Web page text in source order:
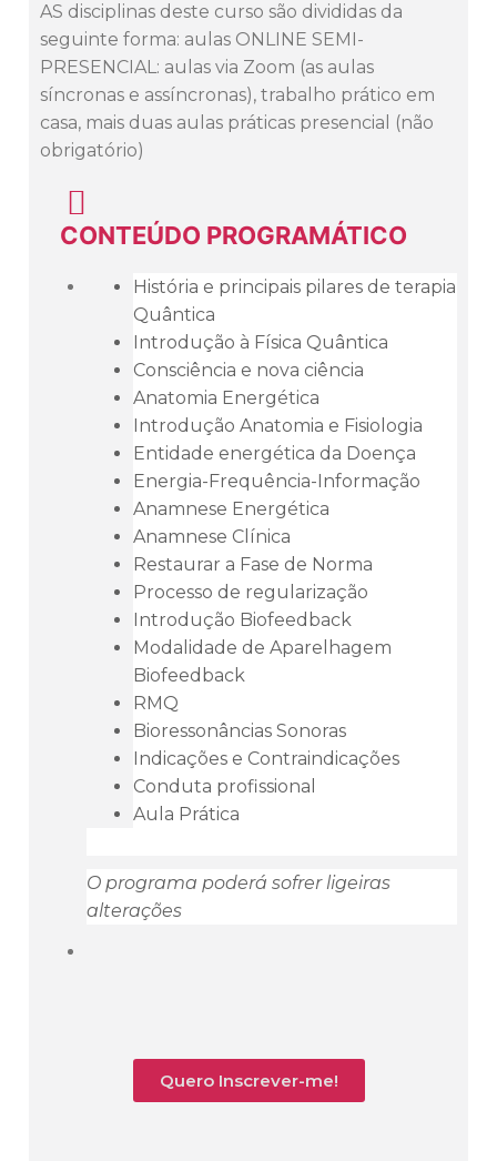
AS disciplinas deste curso são divididas da
seguinte forma: aulas ONLINE SEMI-
PRESENCIAL: aulas via Zoom (as aulas
síncronas e assíncronas), trabalho prático em
casa, mais duas aulas práticas presencial (não
obrigatório)
CONTEÚDO PROGRAMÁTICO
História e principais pilares de terapia
Quântica
Introdução à Física Quântica
Consciência e nova ciência
Anatomia Energética
Introdução Anatomia e Fisiologia
Entidade energética da Doença
Energia-Frequência-Informação
Anamnese Energética
Anamnese Clínica
Restaurar a Fase de Norma
Processo de regularização
Introdução Biofeedback
Modalidade de Aparelhagem
Biofeedback
RMQ
Bioressonâncias Sonoras
Indicações e Contraindicações
Conduta profissional
Aula Prática
O programa poderá sofrer ligeiras
alterações
Quero Inscrever-me!